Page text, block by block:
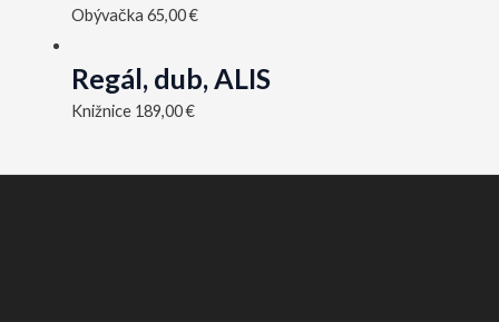
Obývačka 65,00€
Regál, dub, ALIS
Knižnice 189,00€